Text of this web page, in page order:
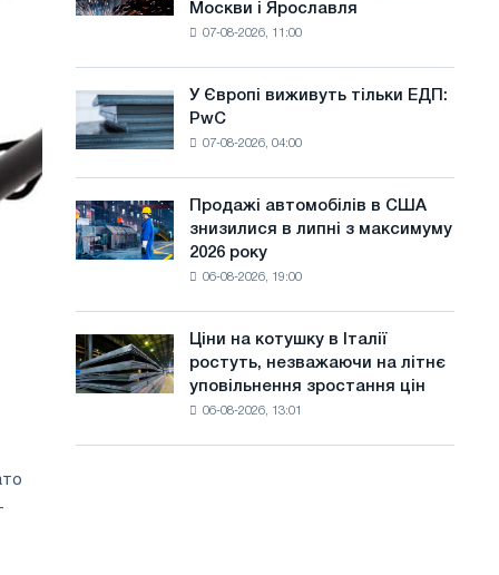
у
а
у
виробили
трамвайних
колій
і
Ярославля
Москви і Ярославля
07-08-2026, 11:00
Європі
виживуть
PwC
У Європі виживуть тільки ЕДП:
PwC
07-08-2026, 04:00
Продажі
автомобілів
в
липні
з
року
Продажі автомобілів в США
знизилися в липні з максимуму
2026 року
06-08-2026, 19:00
Ціни
на
котушку
Ціни на котушку в Італії
ростуть, незважаючи на літнє
уповільнення зростання цін
06-08-2026, 13:01